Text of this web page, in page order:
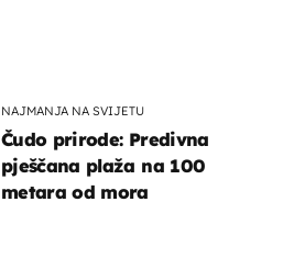
NAJMANJA NA SVIJETU
Čudo prirode: Predivna
pješčana plaža na 100
metara od mora